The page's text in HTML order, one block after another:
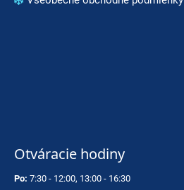
Otváracie hodiny
Po: 7:30 - 12:00, 13:00 - 16:30